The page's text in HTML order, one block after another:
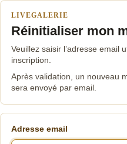
LIVEGALERIE
Réinitialiser mon
Veuillez saisir l’adresse email
inscription.
Après validation, un nouveau
sera envoyé par email.
Adresse email